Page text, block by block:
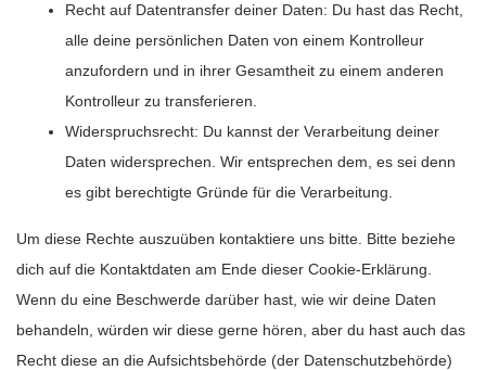
Recht auf Datentransfer deiner Daten: Du hast das Recht,
alle deine persönlichen Daten von einem Kontrolleur
anzufordern und in ihrer Gesamtheit zu einem anderen
Kontrolleur zu transferieren.
Widerspruchsrecht: Du kannst der Verarbeitung deiner
Daten widersprechen. Wir entsprechen dem, es sei denn
es gibt berechtigte Gründe für die Verarbeitung.
Um diese Rechte auszuüben kontaktiere uns bitte. Bitte beziehe
dich auf die Kontaktdaten am Ende dieser Cookie-Erklärung.
Wenn du eine Beschwerde darüber hast, wie wir deine Daten
behandeln, würden wir diese gerne hören, aber du hast auch das
Recht diese an die Aufsichtsbehörde (der Datenschutzbehörde)